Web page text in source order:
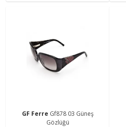
GF Ferre Gf878 03 Güneş
Gözlüğü